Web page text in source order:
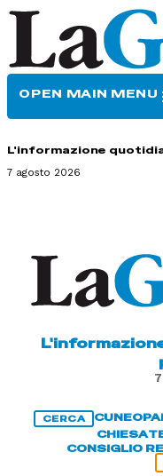
OPEN MAIN MENU
L'informazione
7 agosto 2026
CERCA CUNEO
CHIESA
CONSIGLIO